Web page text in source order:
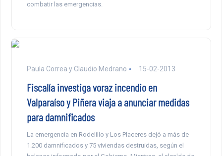
combatir las emergencias.
Paula Correa y Claudio Medrano 15-02-2013
Fiscalía investiga voraz incendio en
Valparaíso y Piñera viaja a anunciar medidas
para damnificados
La emergencia en Rodelillo y Los Placeres dejó a más de
1.200 damnificados y 75 viviendas destruidas, según el